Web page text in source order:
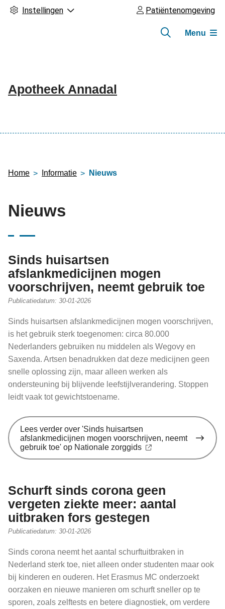
Instellingen Patiëntenomgeving
Apotheek Annadal
Menu
Home Informatie Nieuws
Nieuws
Sinds huisartsen
afslankmedicijnen mogen
voorschrijven, neemt gebruik toe
Publicatiedatum: 30-01-2026
Sinds huisartsen afslankmedicijnen mogen voorschrijven,
is het gebruik sterk toegenomen: circa 80.000
Nederlanders gebruiken nu middelen als Wegovy en
Saxenda. Artsen benadrukken dat deze medicijnen geen
snelle oplossing zijn, maar alleen werken als
ondersteuning bij blijvende leefstijlverandering. Stoppen
leidt vaak tot gewichtstoename.
Lees verderover 'Sinds huisartsen
afslankmedicijnen mogen voorschrijven, neemt
gebruik toe' op Nationale zorggids
Schurft sinds corona geen
vergeten ziekte meer: aantal
uitbraken fors gestegen
Publicatiedatum: 30-01-2026
Sinds corona neemt het aantal schurftuitbraken in
Nederland sterk toe, niet alleen onder studenten maar ook
bij kinderen en ouderen. Het Erasmus MC onderzoekt
oorzaken en nieuwe manieren om schurft sneller op te
sporen, zoals zelftests en betere diagnostiek, om verdere